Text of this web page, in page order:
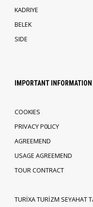
KADRIYE
BELEK
SIDE
IMPORTANT INFORMATION
COOKIES
PRIVACY P0LICY
AGREEMEND
USAGE AGREEMEND
TOUR CONTRACT
TURİXA TURİZM SEYAHAT